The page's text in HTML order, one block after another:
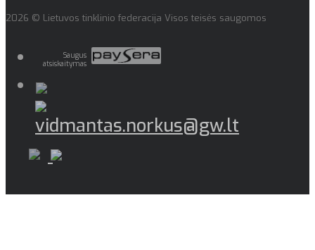
2026 © Lietuvos tinklinio federacija Visos teisės saugomos
Saugus
atsiskaitymas